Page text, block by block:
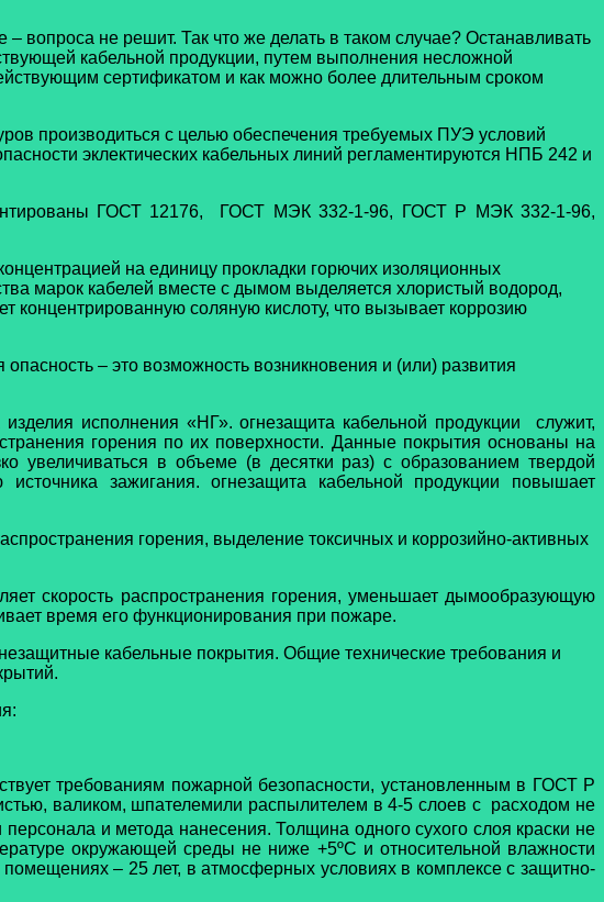
вопроса не решит. Так что же делать в таком случае? Останавливать
кабельной продукции, путем выполнения несложной
сертификатом и как можно более длительным сроком
производиться с целью обеспечения требуемых ПУЭ условий
эклектических кабельных линий регламентируются НПБ 242 и
ГОСТ 12176, ГОСТ МЭК 332-1-96, ГОСТ Р МЭК 332-1-96,
на единицу прокладки горючих изоляционных
марок кабелей вместе с дымом выделяется хлористый водород,
концентрированную соляную кислоту, что вызывает коррозию
– это возможность возникновения и (или) развития
исполнения «НГ». огнезащита кабельной продукции служит,
горения по их поверхности. Данные покрытия основаны на
увеличиваться в объеме (в десятки раз) с образованием твердой
зажигания. огнезащита кабельной продукции
повышает
горения, выделение токсичных и коррозийно-активных
скорость распространения горения, уменьшает дымообразующую
время его функционирования при пожаре.
кабельные покрытия. Общие технические требования и
требованиям пожарной безопасности, установленным в ГОСТ Р
валиком, шпателемили распылителем в 4-5 слоев с расходом не
и метода нанесения. Толщина одного сухого слоя краски не
окружающей среды не ниже +5ºС и относительной влажности
– 25 лет, в атмосферных условиях в комплексе с защитно-